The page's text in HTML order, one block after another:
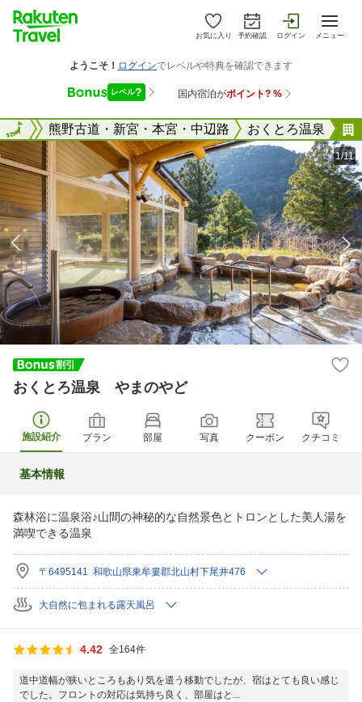
お気に入り 予約確認 ログイン メニュー
県 熊野古道・新宮・本宮・中辺路 おくとろ温泉
全国
1/11
おくとろ温泉 やまのやど
施設紹介 プラン 部屋 写真 クーポン クチコミ
基本情報
森林浴に温泉浴♪山間の神秘的な自然景色とトロンとした美人湯を
満喫できる温泉
〒6495141 和歌山県東牟婁郡北山村下尾井476
大自然に包まれる露天風呂
4.42 全164件
道中道幅が狭いところもあり気を遣う移動でしたが、宿はとても良い感じ
でした。フロントの対応は気持ち良く、部屋はと...